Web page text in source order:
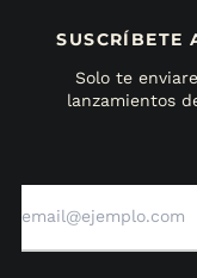
SUSCRÍBETE
Solo te
lanzamientos